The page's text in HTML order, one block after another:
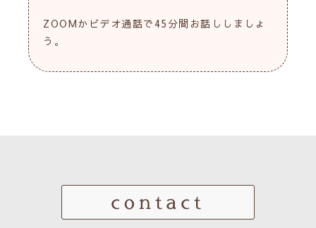
ZOOMかビデオ通話で45分間お話ししましょ
う。
contact